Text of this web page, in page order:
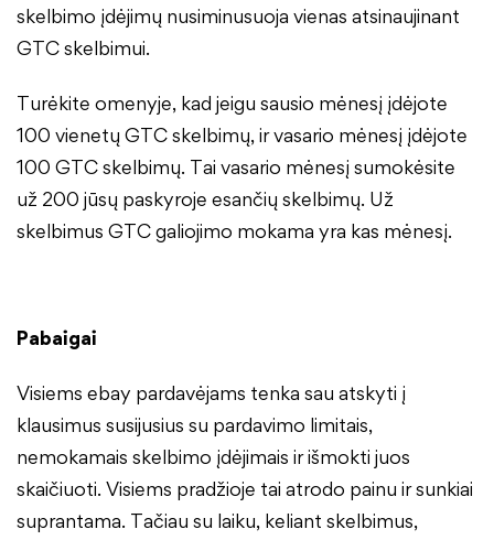
skelbimo įdėjimų nusiminusuoja vienas atsinaujinant
GTC skelbimui.
Turėkite omenyje, kad jeigu sausio mėnesį įdėjote
100 vienetų GTC skelbimų, ir vasario mėnesį įdėjote
100 GTC skelbimų. Tai vasario mėnesį sumokėsite
už 200 jūsų paskyroje esančių skelbimų. Už
skelbimus GTC galiojimo mokama yra kas mėnesį.
Pabaigai
Visiems ebay pardavėjams tenka sau atskyti į
klausimus susijusius su pardavimo limitais,
nemokamais skelbimo įdėjimais ir išmokti juos
skaičiuoti. Visiems pradžioje tai atrodo painu ir sunkiai
suprantama. Tačiau su laiku, keliant skelbimus,